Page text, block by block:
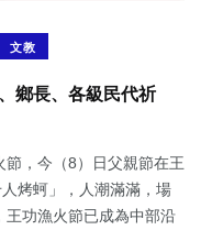
文教
鄉長、各級民代祈
節，今（8）日父親節在王
烤蚵」，人潮滿滿，場
功漁火節已成為中部沿